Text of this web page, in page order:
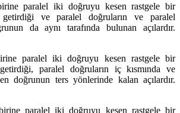
paralel iki doğruyu kesen rastgele bir
getirdiği ve paralel doğruların ve paralel
da aynı tarafında bulunan açılardır.
paralel iki doğruyu kesen rastgele bir
paralel doğruların iç kısmında ve
doğrunun ters yönlerinde kalan açılardır.
paralel iki doğruyu kesen rastgele bir